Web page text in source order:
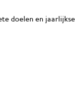
doelen en